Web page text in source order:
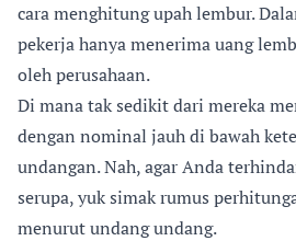
cara menghitung upah lembur.
pekerja hanya menerima uang
oleh perusahaan.
Di mana tak sedikit dari mereka
dengan nominal jauh di bawah
undangan. Nah, agar Anda
serupa, yuk simak rumus
menurut undang undang.